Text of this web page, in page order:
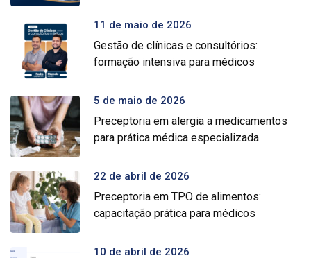
11 de maio de 2026
Gestão de clínicas e consultórios:
formação intensiva para médicos
5 de maio de 2026
Preceptoria em alergia a medicamentos
para prática médica especializada
22 de abril de 2026
Preceptoria em TPO de alimentos:
capacitação prática para médicos
10 de abril de 2026